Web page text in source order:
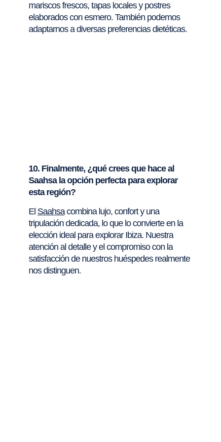
mariscos frescos, tapas locales y postres
elaborados con esmero. También podemos
adaptarnos a diversas preferencias dietéticas.
10. Finalmente, ¿qué crees que hace al
Saahsa la opción perfecta para explorar
esta región?
El Saahsacombina lujo, confort y una
tripulación dedicada, lo que lo convierte en la
elección ideal para explorar Ibiza. Nuestra
atención al detalle y el compromiso con la
satisfacción de nuestros huéspedes realmente
nos distinguen.